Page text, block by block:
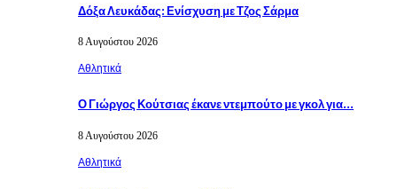
Δόξα Λευκάδας: Ενίσχυση με Τζος Σάρμα
8 Αυγούστου 2026
Αθλητικά
Ο Γιώργος Κούτσιας έκανε ντεμπούτο με γκολ για…
8 Αυγούστου 2026
Αθλητικά